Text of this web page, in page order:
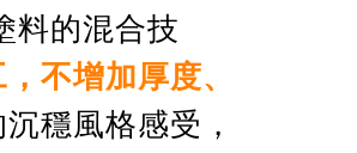
料的混合技
不增加厚度、
穩風格感受，